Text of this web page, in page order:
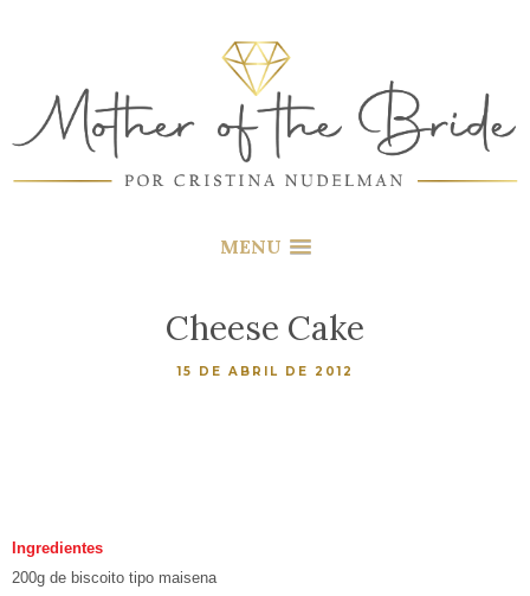
MENU
Cheese Cake
15 DE ABRIL DE 2012
Ingredientes
200g de biscoito tipo maisena